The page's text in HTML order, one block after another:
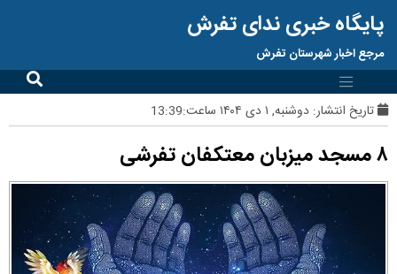
پایگاه خبری ندای تفرش
مرجع اخبار شهرستان تفرش
تاریخ انتشار: دوشنبه, ۱ دی ۱۴۰۴ ساعت:13:39
۸ مسجد میزبان معتکفان تفرشی